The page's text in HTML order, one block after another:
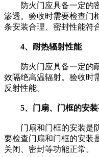
防火门应具备一定的密
渗透。验收时需要检查门
条安装合理、密封性能符
4、耐热辐射性能
防火门应具备一定的耐
效隔绝高温辐射。验收时
反射性能。
5、门扇、门框的安
门扇和门框的安装是防
要检查门扇和门框的安装
关闭、密封等功能正常。